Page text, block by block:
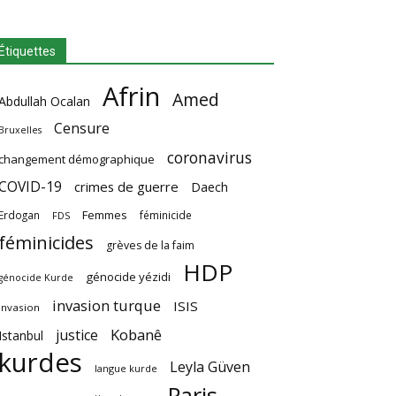
Ocalan Afrin Amed
Censure
démographique coronavirus
19 crimes de guerre Daech
FDS Femmes féminicide
grèves de la faim
Kurde génocide yézidi HDP
invasion turque ISIS
justice Kobanê
langue kurde Leyla Güven